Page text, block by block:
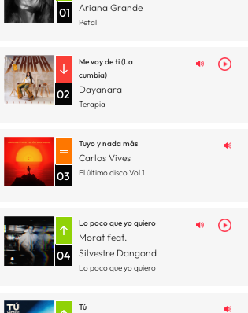
01 Ariana Grande
Petal
02
Me voy de ti (La
cumbia)
Dayanara
Terapia
03
Tuyo y nada más
Carlos Vives
El último disco Vol.1
04
Lo poco que yo quiero
Morat feat.
Silvestre Dangond
Lo poco que yo quiero
Tú